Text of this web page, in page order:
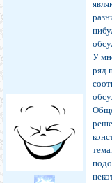
У
ряд